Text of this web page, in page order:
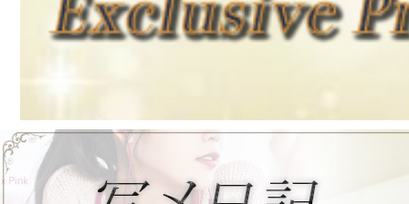
T160cm B84(D) W55 H84
13:00～18:00
すらりとしたスリムなスタイルに
女性らしい美しいヒップラインが
美しいお顔立ちは誰もが思わず目